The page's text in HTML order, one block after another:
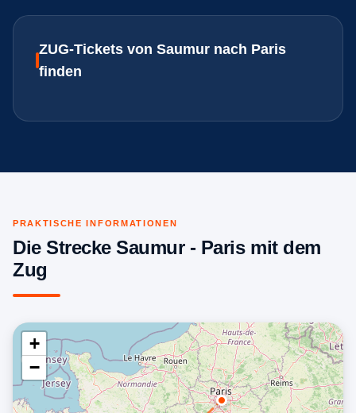
ZUG-Tickets von Saumur nach Paris
finden
PRAKTISCHE INFORMATIONEN
Die Strecke Saumur - Paris mit dem
Zug
+
−